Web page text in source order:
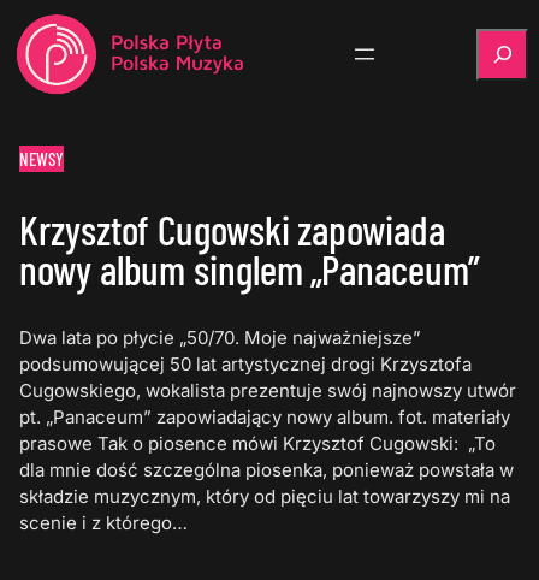
NEWSY
Krzysztof Cugowski zapowiada
nowy album singlem „Panaceum”
Dwa lata po płycie „50/70. Moje najważniejsze”
podsumowującej 50 lat artystycznej drogi Krzysztofa
Cugowskiego, wokalista prezentuje swój najnowszy utwór
pt. „Panaceum” zapowiadający nowy album. fot. materiały
prasowe Tak o piosence mówi Krzysztof Cugowski: „To
dla mnie dość szczególna piosenka, ponieważ powstała w
składzie muzycznym, który od pięciu lat towarzyszy mi na
scenie i z którego…